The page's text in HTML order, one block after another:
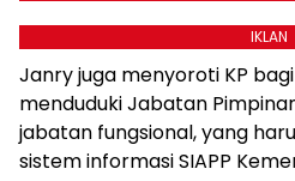
IKLAN
Janry juga menyoroti KP
menduduki Jabatan
jabatan fungsional, yang
sistem informasi SIAPP